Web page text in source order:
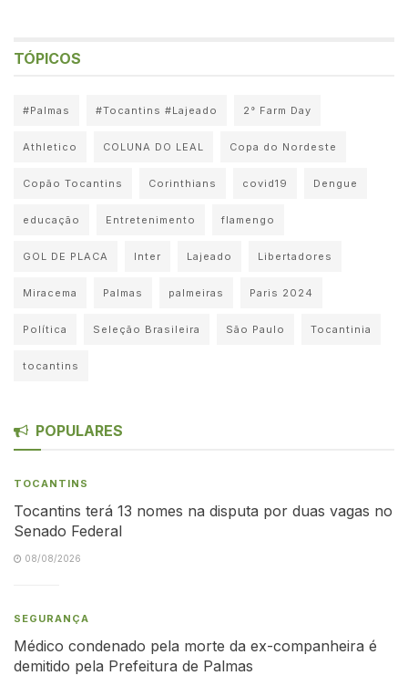
TÓPICOS
#Palmas #Tocantins #Lajeado 2° Farm Day
Athletico COLUNA DO LEAL Copa do Nordeste
Copão Tocantins Corinthians covid19 Dengue
educação Entretenimento flamengo
GOL DE PLACA Inter Lajeado Libertadores
Miracema Palmas palmeiras Paris 2024
Política Seleção Brasileira São Paulo Tocantinia
tocantins
POPULARES
TOCANTINS
Tocantins terá 13 nomes na disputa por duas vagas no
Senado Federal
08/08/2026
SEGURANÇA
Médico condenado pela morte da ex-companheira é
demitido pela Prefeitura de Palmas